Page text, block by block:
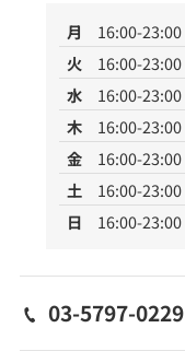
月
16:00-23:00
火
16:00-23:00
水
16:00-23:00
木
16:00-23:00
金
16:00-23:00
土
16:00-23:00
日
16:00-23:00
03-5797-0229